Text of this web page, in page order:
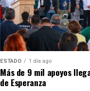
ESTADO 1 día ago
Más de 9 mil apoyos
de Esperanza